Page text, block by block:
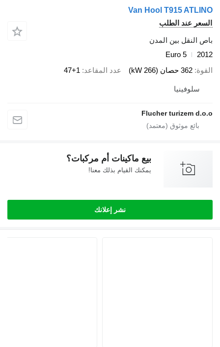
Van Hool T915 ATLINO
السعر عند الطلب
باص النقل بين المدن
2012
Euro 5
القوة 362 حصان (266 kW) عدد المقاعد 47+1
سلوفينيا
Flucher turizem d.o.o
بيع ماكينات أم مركبات؟
يمكنك القيام بذلك معنا!
نشر إعلانك